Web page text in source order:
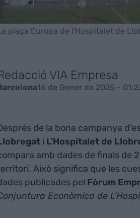
plaça Europa de l'Hospitalet de
VIA Empresa
16 de Gener de 2025 -
de la bona campanya
i L'Hospitalet de
amb dades de finals de
Això significa que les
publicades pel Fòrum
Econòmica de